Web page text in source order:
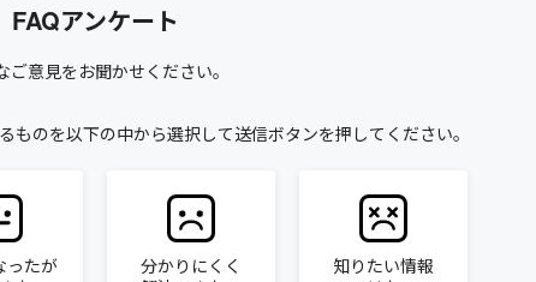
FAQアンケート
ご意見をお聞かせください。
ものを以下の中から選択して送信ボタンを押してください。
ったが
分かりにくく
知りたい情報